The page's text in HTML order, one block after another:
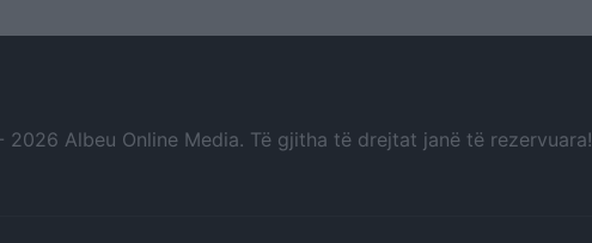
2026 Albeu Online Media. Të gjitha të drejtat janë të rezervuara!